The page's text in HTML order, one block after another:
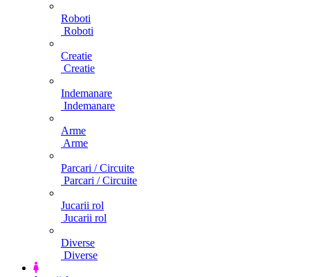
Roboti
Roboti
Creatie
Creatie
Indemanare
Indemanare
Arme
Arme
Parcari / Circuite
Parcari / Circuite
Jucarii rol
Jucarii rol
Diverse
Diverse